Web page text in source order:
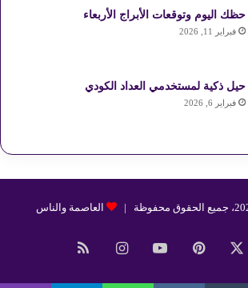
حظك اليوم وتوقعات الأبراج الأربعاء
فبراير 11, 2026
حيل ذكية لمستخدمي العداد الكودي
فبراير 6, 2026
العاصمة والناس
بينتيريست‫YouTubeانستقرام